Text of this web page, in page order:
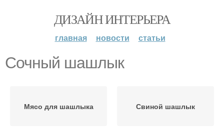
ДИЗАЙН ИНТЕРЬЕРА
главная новости статьи
Сочный шашлык
Мясо для шашлыка Свиной шашлык